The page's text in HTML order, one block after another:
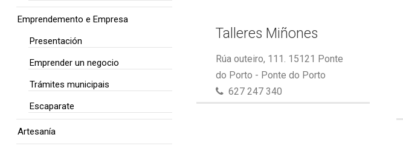
Talleres Miñones
Rúa outeiro, 111. 15121 Ponte
do Porto - Ponte do Porto
627 247 340
Emprendemento e Empresa
Presentación
Emprender un negocio
Trámites municipais
Escaparate
Artesanía